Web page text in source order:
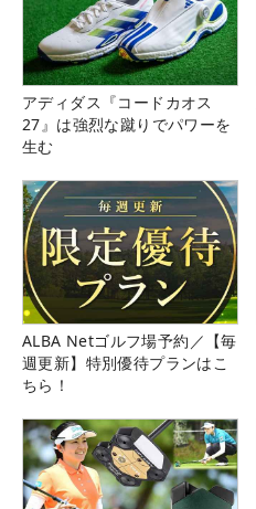
アディダス『コードカオス
27』は強烈な蹴りでパワーを
生む
ALBA Netゴルフ場予約／【毎
週更新】特別優待プランはこ
ちら！